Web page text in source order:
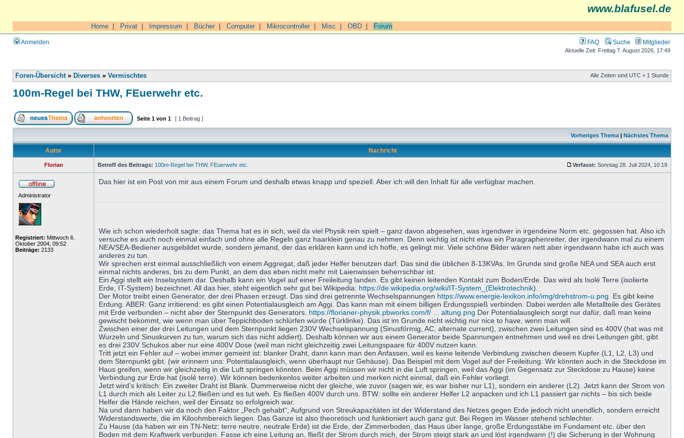
www.blafusel.de
Home Privat Impressum Bücher| Computer| Mikrocontroller| Misc OBD Forum
Anmelden FAQ Suche Mitglieder
Aktuelle Zeit: Freitag 7. August 2026, 17:49
Foren-Übersicht» Diverses » Vermischtes Alle Zeiten sind UTC + 1 Stunde
100m-Regel bei THW, FEuerwehr etc.
Seite 1 von 1 [ 1 Beitrag ]
Vorheriges Thema | Nächstes Thema
Autor Nachricht
Florian Betreff des Beitrags: 100m-Regel bei THW, FEuerwehr etc. Verfasst: Sonntag 28. Juli 2024, 10:19
Administrator
Registriert: Mittwoch 6.
Oktober 2004, 09:52
Beiträge: 2133
Das hier ist ein Post von mir aus einem Forum und deshalb etwas knapp und speziell. Aber ich will den Inhalt für alle verfügbar machen.
Wie ich schon wiederholt sagte: das Thema hat es in sich, weil da viel Physik rein spielt – ganz davon abgesehen, was irgendwer in irgendeine Norm etc. gegossen hat. Also ich
versuche es auch noch einmal einfach und ohne alle Regeln ganz haarklein genau zu nehmen. Denn wichtig ist nicht etwa ein Paragraphenreiter, der irgendwann mal zu einem
NEA/SEA-Bediener ausgebildet wurde, sondern jemand, der das erklären kann und ich hoffe, es gelingt mir. Viele schöne Bilder wären nett aber irgendwann habe ich auch was
anderes zu tun.
Wir sprechen erst einmal ausschließlich von einem Aggregat, daß jeder Helfer benutzen darf. Das sind die üblichen 8-13KVAs. Im Grunde sind große NEA und SEA auch erst
einmal nichts anderes, bis zu dem Punkt, an dem das eben nicht mehr mit Laienwissen beherrschbar ist.
Ein Aggi stellt ein Inselsystem dar. Deshalb kann ein Vogel auf einer Freileitung landen. Es gibt keinen leitenden Kontakt zum Boden/Erde. Das wird als Isolé Terre (isolierte
Erde, IT-System) bezeichnet. All das hier, steht eigentlich sehr gut bei Wikipedia: https://de.wikipedia.org/wiki/IT-System_(Elektrotechnik).
Der Motor treibt einen Generator, der drei Phasen erzeugt. Das sind drei getrennte Wechselspannungen https://www.energie-lexikon.info/img/drehstrom-u.png . Es gibt keine
Erdung. ABER: Ganz irritierend: es gibt einen Potentialausgleich am Aggi. Das kann man mit einem billigen Erdungsspieß verbinden. Dabei werden alle Metallteile des Gerätes
mit Erde verbunden – nicht aber der Sternpunkt des Generators. https://florianer-physik.pbworks.com/f/ ... altung.png Der Potentialausgleich sorgt nur dafür, daß man keine
gewischt bekommt, wie wenn man über Teppichboden schlürfen würde (Türklinke). Das ist im Grunde nicht wichtig nur nice to have, wenn man will.
Zwischen einer der drei Leitungen und dem Sternpunkt liegen 230V Wechselspannung (Sinusförmig, AC, alternate current), zwischen zwei Leitungen sind es 400V (hat was mit
Wurzeln und Sinuskurven zu tun, warum sich das nicht addiert). Deshalb können wir aus einem Generator beide Spannungen entnehmen und weil es drei Leitungen gibt, gibt
es drei 230V Schukos aber nur eine 400V Dose (weil man nicht gleichzeitig zwei Leitungspaare für 400V nutzen kann.
Tritt jetzt ein Fehler auf – wobei immer gemeint ist: blanker Draht, dann kann man den Anfassen, weil es keine leitende Verbindung zwischen diesem Kupfer (L1, L2, L3) und
dem Sternpunkt gibt. (wir erinnern uns: Potentialausgleich, wenn überhaupt nur Gehäuse). Das Beispiel mit dem Vogel auf der Freileitung: Wir könnten auch in die Steckdose im
Haus greifen, wenn wir gleichzeitig in die Luft springen könnten. Beim Aggi müssen wir nicht in die Luft springen, weil das Aggi (im Gegensatz zur Steckdose zu Hause) keine
Verbindung zur Erde hat (isolé terre). Wir können bedenkenlos weiter arbeiten und merken nicht einmal, daß ein Fehler vorliegt.
Jetzt wird’s kritisch: Ein zweiter Draht ist Blank. Dummerweise nicht der gleiche, wie zuvor (sagen wir, es war bisher nur L1), sondern ein anderer (L2). Jetzt kann der Strom von
L1 durch mich als Leiter zu L2 fließen und es tut weh. Es fließen 400V durch uns. BTW: sollte ein anderer Helfer L2 anpacken und ich L1 passiert gar nichts – bis sich beide
Helfer die Hände reichen, weil der Einsatz so erfolgreich war.
Na und dann haben wir da noch den Faktor „Pech gehabt“; Aufgrund von Streukapazitäten ist der Widerstand des Netzes gegen Erde jedoch nicht unendlich, sondern erreicht
Widerstandswerte, die im Kiloohmbereich liegen. Das Ganze ist also theoretisch und funktioniert auch ganz gut. Bei Regen im Wasser stehend schlechter.
Zu Hause (da haben wir ein TN-Netz: terre neutre, neutrale Erde) ist die Erde, der Zimmerboden, das Haus über lange, große Erdungsstäbe im Fundament etc. über den
Boden mit dem Kraftwerk verbunden. Fasse ich eine Leitung an, fließt der Strom durch mich, der Strom steigt stark an und löst irgendwann (!) die Sicherung in der Wohnung